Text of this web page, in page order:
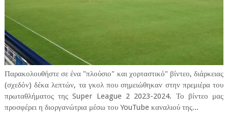
Παρακολουθήστε σε ένα "πλούσιο" και χορταστικό" βίντεο, διάρκειας
(σχεδόν) δέκα λεπτών, τα γκολ που σημειώθηκαν στην πρεμιέρα του
πρωταθλήματος της Super League 2 2023-2024. Το βίντεο μας
προσφέρει η διοργανώτρια μέσω του YouTube καναλιού της...